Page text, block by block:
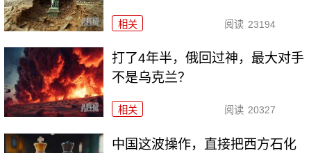
相关 阅读 23194
打了4年半，俄回过神，最大对手
不是乌克兰？
相关 阅读 20327
中国这波操作，直接把西方石化